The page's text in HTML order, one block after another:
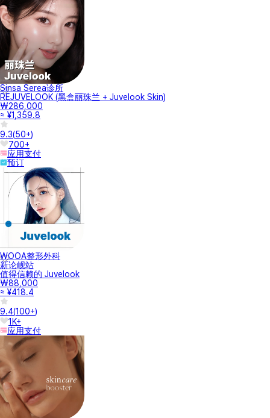
Sinsa Serea诊所
REJUVELOOK (黑盒丽珠兰 + Juvelook Skin)
₩286,000
≈ ¥1,359.8
9.3(50+)
700+
应用支付
预订
WOOA整形外科
新论岘站
值得信赖的 Juvelook
₩88,000
≈ ¥418.4
9.4(100+)
1K+
应用支付